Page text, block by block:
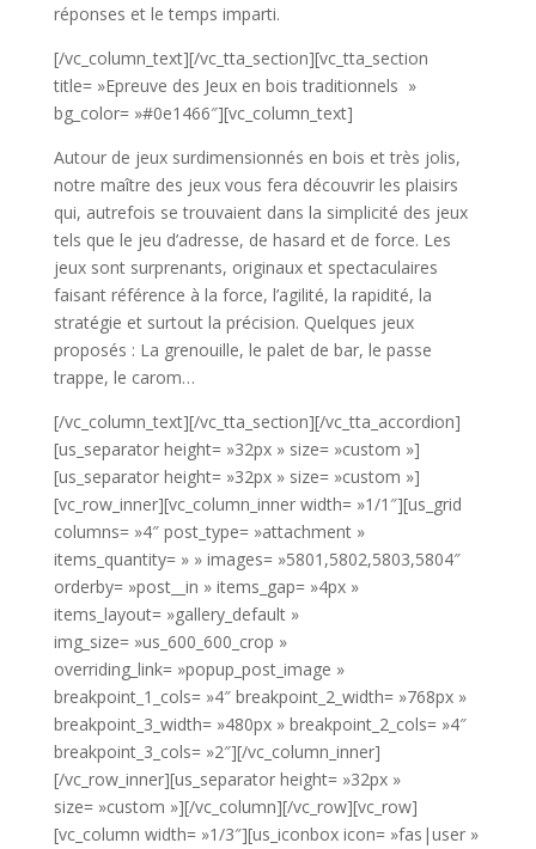
réponses et le temps imparti.
[/vc_column_text][/vc_tta_section][vc_tta_section
title= »Epreuve des Jeux en bois traditionnels »
bg_color= »#0e1466″][vc_column_text]
Autour de jeux surdimensionnés en bois et très jolis,
notre maître des jeux vous fera découvrir les plaisirs
qui, autrefois se trouvaient dans la simplicité des jeux
tels que le jeu d’adresse, de hasard et de force. Les
jeux sont surprenants, originaux et spectaculaires
faisant référence à la force, l’agilité, la rapidité, la
stratégie et surtout la précision. Quelques jeux
proposés : La grenouille, le palet de bar, le passe
trappe, le carom…
[/vc_column_text][/vc_tta_section][/vc_tta_accordion]
[us_separator height= »32px » size= »custom »]
[us_separator height= »32px » size= »custom »]
[vc_row_inner][vc_column_inner width= »1/1″][us_grid
columns= »4″ post_type= »attachment »
items_quantity= » » images= »5801,5802,5803,5804″
orderby= »post__in » items_gap= »4px »
items_layout= »gallery_default »
img_size= »us_600_600_crop »
overriding_link= »popup_post_image »
breakpoint_1_cols= »4″ breakpoint_2_width= »768px »
breakpoint_3_width= »480px » breakpoint_2_cols= »4″
breakpoint_3_cols= »2″][/vc_column_inner]
[/vc_row_inner][us_separator height= »32px »
size= »custom »][/vc_column][/vc_row][vc_row]
[vc_column width= »1/3″][us_iconbox icon= »fas|user »